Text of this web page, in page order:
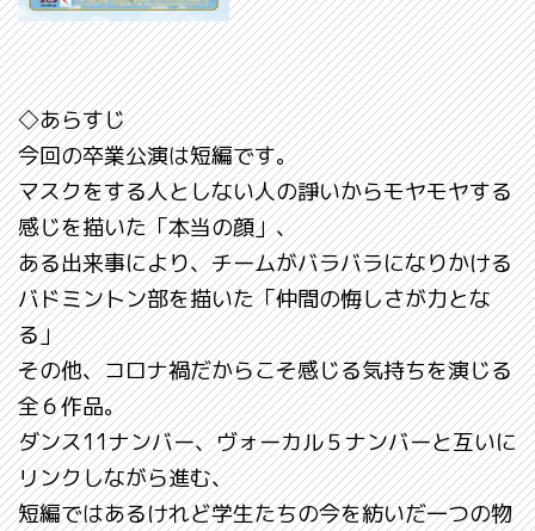
◇あらすじ
今回の卒業公演は短編です。
マスクをする人としない人の諍いからモヤモヤする
感じを描いた「本当の顔」、
ある出来事により、チームがバラバラになりかける
バドミントン部を描いた「仲間の悔しさが力とな
る」
その他、コロナ禍だからこそ感じる気持ちを演じる
全６作品。
ダンス11ナンバー、ヴォーカル５ナンバーと互いに
リンクしながら進む、
短編ではあるけれど学生たちの今を紡いだ一つの物